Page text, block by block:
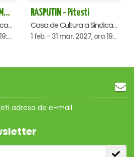
Corala Barbateasca ARMONIA - Pitesti
Casa de Cultura a Sindicatelor , Pitesti
14 decembrie 2026, ora 19:00
RASPUTIN - Pitesti
Casa de Cultura a Sindicatelor , Pitesti
1 feb. - 31 mar. 2027, ora 19:00
adresa de e-mail